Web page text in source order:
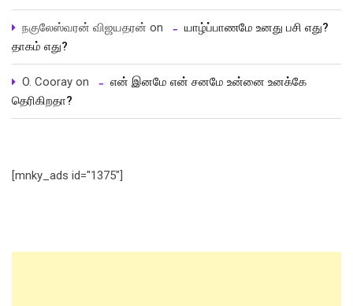
நகுலேஸ்வரன் விஜயதரன் on
யாழ்ப்பாணமே உனது பசி எது?
தாகம் எது?
O. Cooray on
என் இனமே என் சனமே உன்னை உனக்கே
தெரிகிறதா?
[mnky_ads id="1375"]